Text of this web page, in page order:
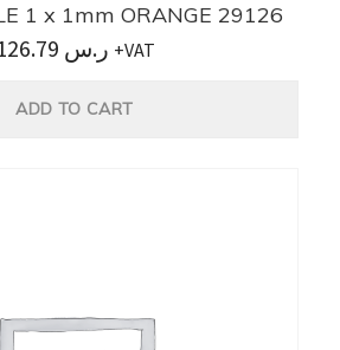
1 x 1mm ORANGE 29126
ر.س +VAT
ADD TO CART